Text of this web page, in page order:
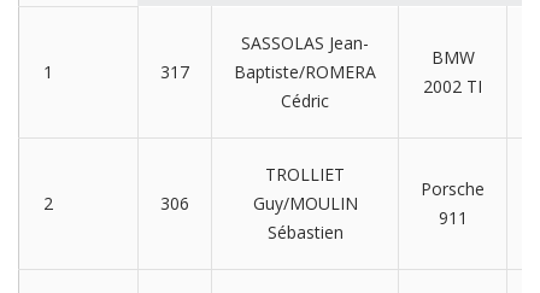
1 317
SASSOLAS Jean-
Baptiste/ROMERA
Cédric
BMW
2002 TI
2 306
TROLLIET
Guy/MOULIN
Sébastien
Porsche
911